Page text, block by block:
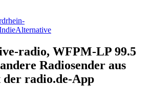
Alternative
radio, WFPM-LP 99.5
Radiosender aus
radio.de-App